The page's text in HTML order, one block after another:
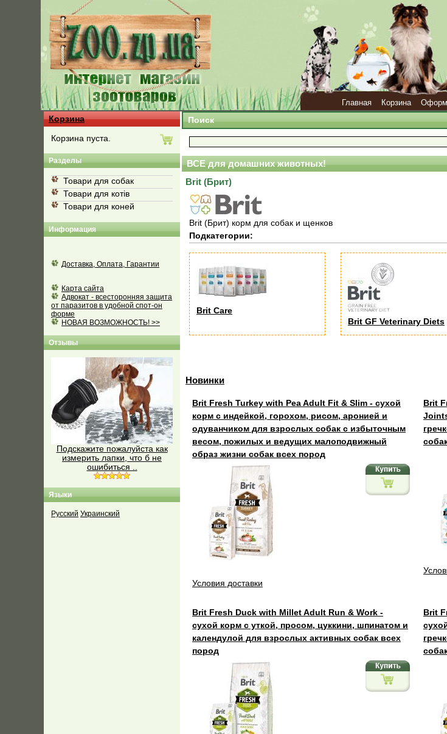
Главная Корзина
Корзина
Корзина пуста.
Разделы
Товари для собак
Товари для котів
Товари для коней
Информация
Доставка, Оплата, Гарантии
Карта сайта
Адвокат - всесторонняя защита
от паразитов в удобной спот-он
форме
НОВАЯ ВОЗМОЖНОСТЬ! >>
Отзывы
Подскажите пожалуйста как
измерить лапки, что б не
ошибиться ..
Языки
Русский Украинский
Поиск
ВСЕ для домашних животных!
Brit (Брит)
Brit (Брит) корм для собак и щенков
Подкатегории:
Brit Care
Brit GF Veterinary Diets
Новинки
Brit Fresh Turkey with Pea Adult Fit & Slim - сухой
корм с индейкой, горохом, рисом, аронией и
одуванчиком для взрослых собак с избыточным
весом, пожилых и ведущих малоподвижный
образ жизни собак всех пород
Условия доставки
Brit
Brit Fresh Duck with Millet Adult Run & Work -
сухой корм с уткой, просом, цуккини, шпинатом и
календулой для взрослых активных собак всех
пород
Brit